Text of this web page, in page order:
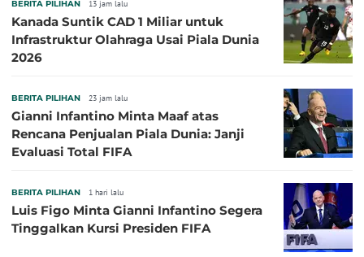
BERITA PILIHAN 13 jam lalu
Kanada Suntik CAD 1 Miliar untuk
Infrastruktur Olahraga Usai Piala Dunia
2026
BERITA PILIHAN 23 jam lalu
Gianni Infantino Minta Maaf atas
Rencana Penjualan Piala Dunia: Janji
Evaluasi Total FIFA
BERITA PILIHAN 1 hari lalu
Luis Figo Minta Gianni Infantino Segera
Tinggalkan Kursi Presiden FIFA